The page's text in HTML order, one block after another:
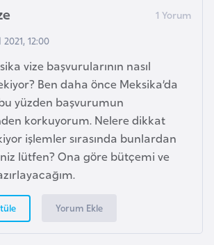
12:00
vize başvurularının nasıl
Ben daha önce Meksika’da
yüzden başvurumun
korkuyorum. Nelere dikkat
işlemler sırasında bunlardan
lütfen? Ona göre bütçemi ve
Yorum Ekle